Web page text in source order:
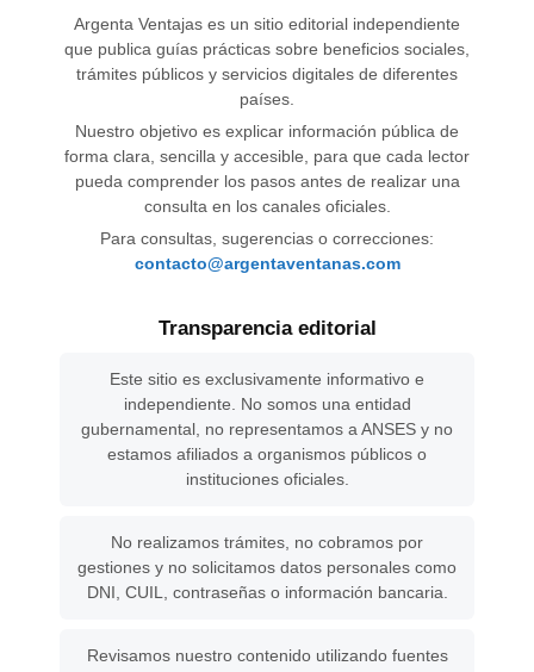
Argenta Ventajas es un sitio editorial independiente
que publica guías prácticas sobre beneficios sociales,
trámites públicos y servicios digitales de diferentes
países.
Nuestro objetivo es explicar información pública de
forma clara, sencilla y accesible, para que cada lector
pueda comprender los pasos antes de realizar una
consulta en los canales oficiales.
Para consultas, sugerencias o correcciones:
contacto@argentaventanas.com
Transparencia editorial
Este sitio es exclusivamente informativo e
independiente. No somos una entidad
gubernamental, no representamos a ANSES y no
estamos afiliados a organismos públicos o
instituciones oficiales.
No realizamos trámites, no cobramos por
gestiones y no solicitamos datos personales como
DNI, CUIL, contraseñas o información bancaria.
Revisamos nuestro contenido utilizando fuentes